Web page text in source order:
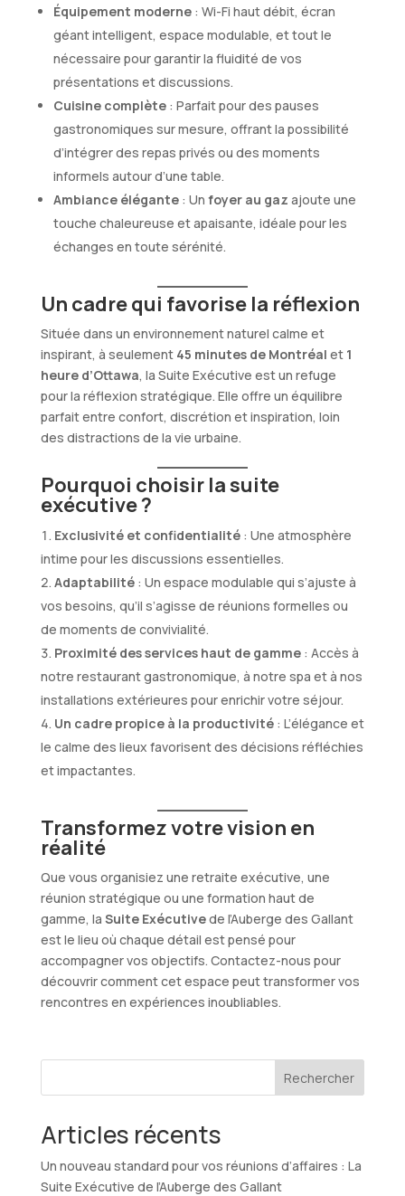
Équipement moderne: Wi-Fi haut débit, écran
géant intelligent, espace modulable, et tout le
nécessaire pour garantir la fluidité de vos
présentations et discussions.
Cuisine complète: Parfait pour des pauses
gastronomiques sur mesure, offrant la possibilité
d’intégrer des repas privés ou des moments
informels autour d’une table.
Ambiance élégante: Un foyer au gaz ajoute une
touche chaleureuse et apaisante, idéale pour les
échanges en toute sérénité.
Un cadre qui favorise la réflexion
Située dans un environnement naturel calme et
inspirant, à seulement 45 minutes de Montréal et 1
heure d’Ottawa, la Suite Exécutive est un refuge
pour la réflexion stratégique. Elle offre un équilibre
parfait entre confort, discrétion et inspiration, loin
des distractions de la vie urbaine.
Pourquoi choisir la suite
exécutive ?
Exclusivité et confidentialité: Une atmosphère
intime pour les discussions essentielles.
Adaptabilité: Un espace modulable qui s’ajuste à
vos besoins, qu’il s’agisse de réunions formelles ou
de moments de convivialité.
Proximité des services haut de gamme: Accès à
notre restaurant gastronomique, à notre spa et à nos
installations extérieures pour enrichir votre séjour.
Un cadre propice à la productivité: L’élégance et
le calme des lieux favorisent des décisions réfléchies
et impactantes.
Transformez votre vision en
réalité
Que vous organisiez une retraite exécutive, une
réunion stratégique ou une formation haut de
gamme, la Suite Exécutivede l’Auberge des Gallant
est le lieu où chaque détail est pensé pour
accompagner vos objectifs. Contactez-nous pour
découvrir comment cet espace peut transformer vos
rencontres en expériences inoubliables.
Rechercher
Articles récents
Un nouveau standard pour vos réunions d’affaires : La
Suite Exécutive de l’Auberge des Gallant